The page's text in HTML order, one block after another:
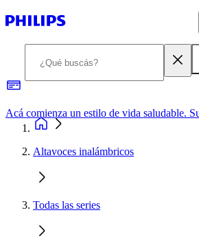
Altavoces inalámbricos
Todas las series